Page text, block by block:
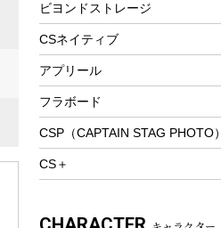
ツール&アクセサリー
トレッキング
トレッキングステッキ
トレッキングアクセサリー
プレイグッズ
ウェルネス
フィットネス
ビヨンドストレージ
CSネイティブ
アプリール
フラボード
CSP（CAPTAIN STAG PHOTO）
CS＋